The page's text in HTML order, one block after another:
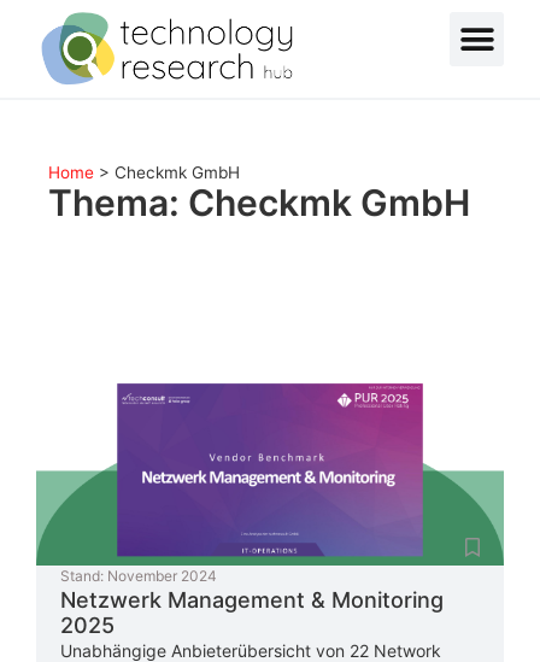
Home > Checkmk GmbH
Thema: Checkmk GmbH
Stand: November 2024
Netzwerk Management & Monitoring
2025
Unabhängige Anbieterübersicht von 22 Network